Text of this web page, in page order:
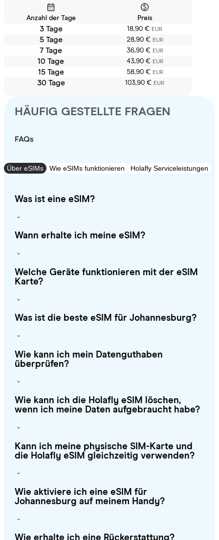
Anzahl der Tage Preis
3 Tage 18,90 € EUR
5 Tage 28,90 € EUR
7 Tage 36,90 € EUR
10 Tage 43,90 € EUR
15 Tage 58,90 € EUR
30 Tage 103,90 € EUR
HÄUFIG GESTELLTE FRAGEN
FAQs
Über eSIMs Wie eSIMs funktionieren Holafly Serviceleistungen
Was ist eine eSIM?
Wann erhalte ich meine eSIM?
Welche Geräte funktionieren mit der eSIM
Karte?
Was ist die beste eSIM für Johannesburg?
Wie kann ich mein Datenguthaben
überprüfen?
Wie kann ich die Holafly eSIM löschen,
wenn ich meine Daten aufgebraucht habe?
Kann ich meine physische SIM-Karte und
die Holafly eSIM gleichzeitig verwenden?
Wie aktiviere ich eine eSIM für
Johannesburg auf meinem Handy?
Wie erhalte ich eine Rückerstattung?